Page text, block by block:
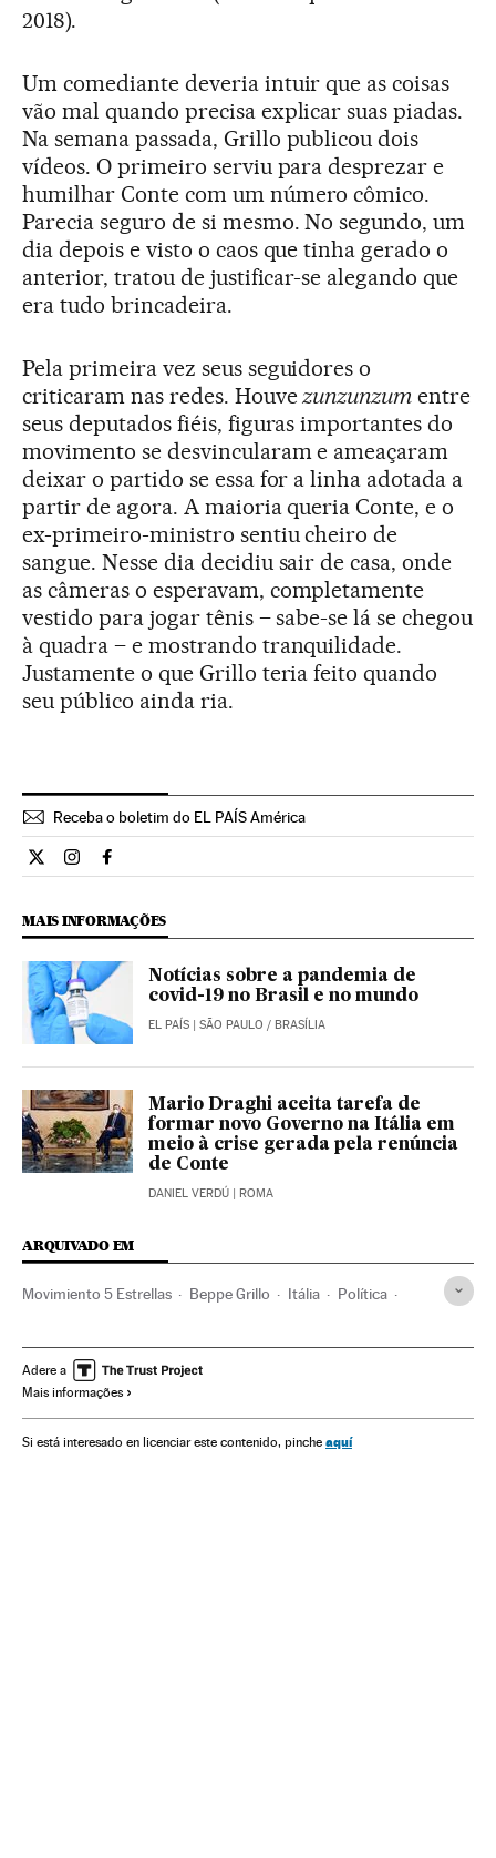
2018).
Um comediante deveria intuir que as coisas
vão mal quando precisa explicar suas piadas.
Na semana passada, Grillo publicou dois
vídeos. O primeiro serviu para desprezar e
humilhar Conte com um número cômico.
Parecia seguro de si mesmo. No segundo, um
dia depois e visto o caos que tinha gerado o
anterior, tratou de justificar-se alegando que
era tudo brincadeira.
Pela primeira vez seus seguidores o
criticaram nas redes. Houvezunzunzum entre
seus deputados fiéis, figuras importantes do
movimento se desvincularam e ameaçaram
deixar o partido se essa for a linha adotada a
partir de agora. A maioria queria Conte, e o
ex-primeiro-ministro sentiu cheiro de
sangue. Nesse dia decidiu sair de casa, onde
as câmeras o esperavam, completamente
vestido para jogar tênis – sabe-se lá se chegou
à quadra – e mostrando tranquilidade.
Justamente o que Grillo teria feito quando
seu público ainda ria.
Receba o boletim do EL PAÍS América
Internacional El País Brasil en Twitter
Internacional El País Brasil en Instagram
Internacional El País Brasil en Facebook
MAIS INFORMAÇÕES
Notícias sobre a pandemia de
covid-19 no Brasil e no mundo
EL PAÍS | SÃO PAULO / BRASÍLIA
Mario Draghi aceita tarefa de
formar novo Governo na Itália em
meio à crise gerada pela renúncia
de Conte
DANIEL VERDÚ | ROMA
ARQUIVADO EM
Movimiento 5 Estrellas Beppe Grillo Itália Política
Palhaços Populismo Governo
Adere a
Mais informações
Si está interesado en licenciar este contenido, pinche aquí